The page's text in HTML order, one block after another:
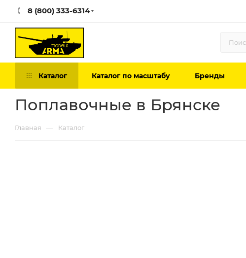
8 (800) 333-6314
Каталог Каталог по масштабу Бренды
Поплавочные в Брянске
Главная — Каталог